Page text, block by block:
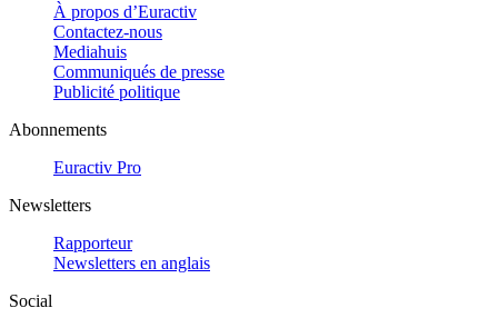
À propos d’Euractiv
Contactez-nous
Mediahuis
Communiqués de presse
Publicité politique
Abonnements
Euractiv Pro
Newsletters
Rapporteur
Newsletters en anglais
Social